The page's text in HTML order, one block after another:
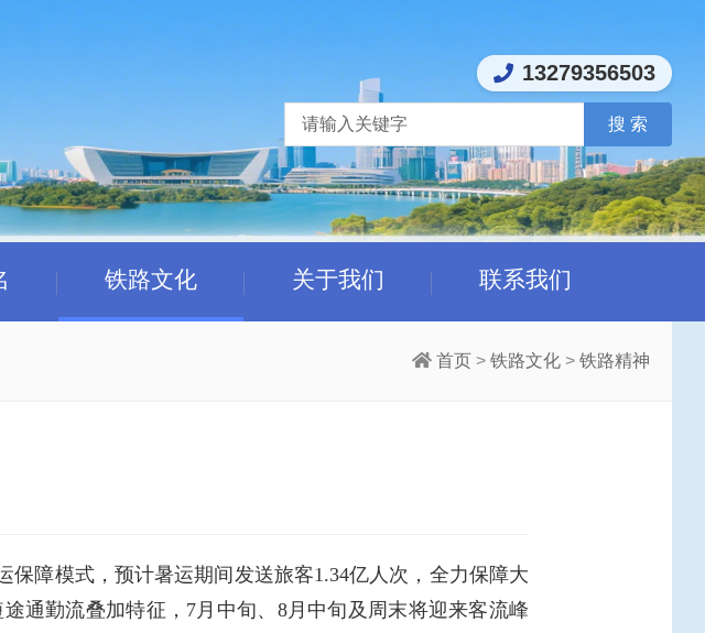
13279356503
铁路文化 关于我们 联系我们
首页 >铁路文化 >铁路精神
障模式，预计暑运期间发送旅客1.34亿人次，全力保障大
通勤流叠加特征，7月中旬、8月中旬及周末将迎来客流峰